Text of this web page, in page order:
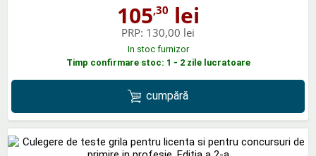
105,30 lei
PRP: 130,00 lei
In stoc furnizor
Timp confirmare stoc: 1 - 2 zile lucratoare
cumpără